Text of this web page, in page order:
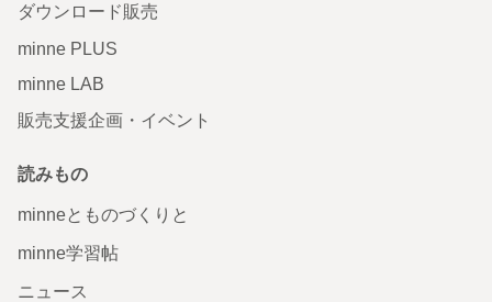
ダウンロード販売
minne PLUS
minne LAB
販売支援企画・イベント
読みもの
minneとものづくりと
minne学習帖
ニュース